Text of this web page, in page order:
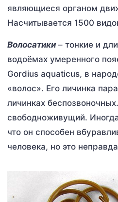
являющиеся органом
Насчитывается 1500
Волосатики – тонкие и
водоёмах умеренного
Gordius aquaticus, в
«волос». Его личинка
личинках
свободноживущий.
что он способен
человека, но это